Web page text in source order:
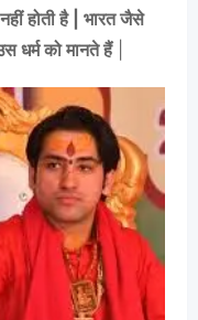
होती है | भारत जैसे
धर्म को मानते हैं|